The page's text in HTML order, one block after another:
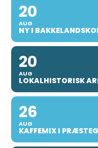
20
AUG
NY I
20
AUG
LOKALHISTORISK
26
AUG
KAFFEMIX I